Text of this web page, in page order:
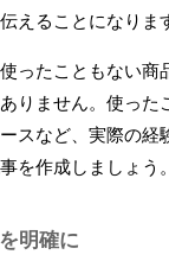
えることになりま
ったこともない商
りません。使った
スなど、実際の経
を作成しましょう。
明確に